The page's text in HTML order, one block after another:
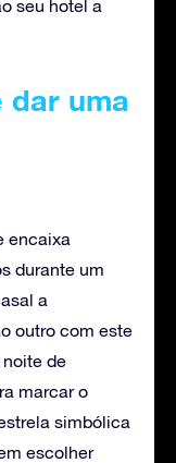
seu hotel a
dar uma
encaixa
durante um
a
outro com este
de
marcar o
simbólica
escolher